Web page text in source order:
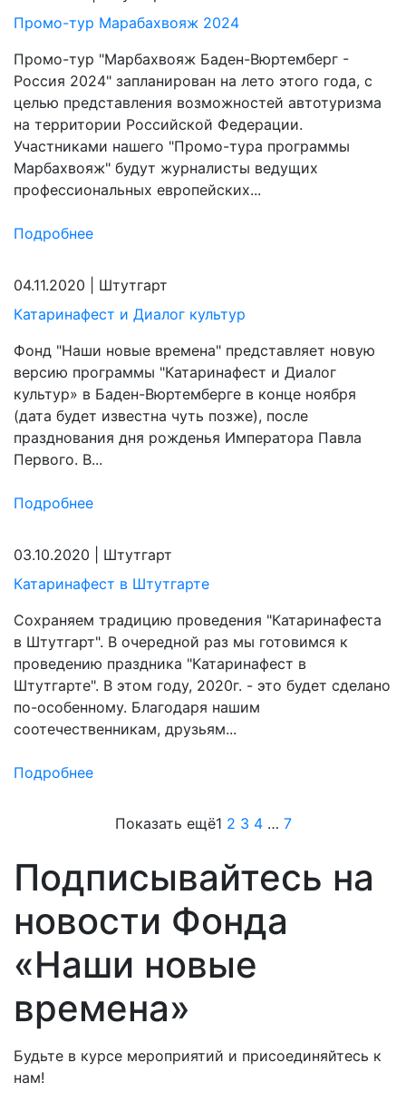
Промо-тур Марабахвояж 2024
Промо-тур "Марбахвояж Баден-Вюртемберг -
Россия 2024" запланирован на лето этого года, с
целью представления возможностей автотуризма
на территории Российской Федерации.
Участниками нашего "Промо-тура программы
Марбахвояж" будут журналисты ведущих
профессиональных европейских...
Подробнее
04.11.2020
Штутгарт
Катаринафест и Диалог культур
Фонд "Наши новые времена" представляет новую
версию программы "Катаринафест и Диалог
культур» в Баден-Вюртемберге в конце ноября
(дата будет известна чуть позже), после
празднования дня рожденья Императора Павла
Первого. В...
Подробнее
03.10.2020
Штутгарт
Катаринафест в Штутгарте
Сохраняем традицию проведения "Катаринафеста
в Штутгарт". В очередной раз мы готовимся к
проведению праздника "Катаринафест в
Штутгарте". В этом году, 2020г. - это будет сделано
по-особенному. Благодаря нашим
соотечественникам, друзьям...
Подробнее
Показать ещё1 2 3 4 … 7
Подписывайтесь на
новости Фонда
«Наши новые
времена»
Будьте в курсе мероприятий и присоединяйтесь к
нам!